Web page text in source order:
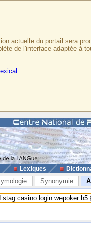
actuelle du portail sera
de l'interface adaptée à
Lexiques
Synonymie